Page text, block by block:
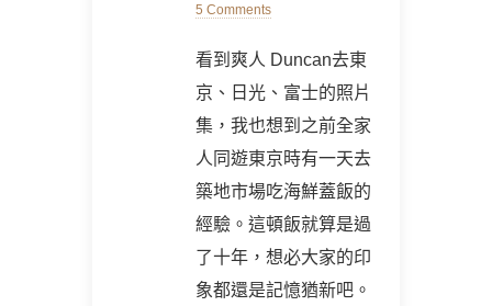
on
5 Comments
看到爽人 Duncan去東
京、日光、富士的照片
集，我也想到之前全家
人同遊東京時有一天去
築地市場吃海鮮蓋飯的
經驗。這頓飯就算是過
了十年，想必大家的印
象都還是記憶猶新吧。